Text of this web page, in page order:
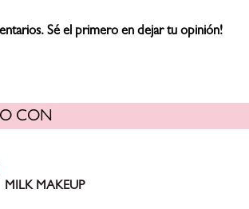
Sé el primero en dejar tu opinión!
CON
MILK MAKEUP